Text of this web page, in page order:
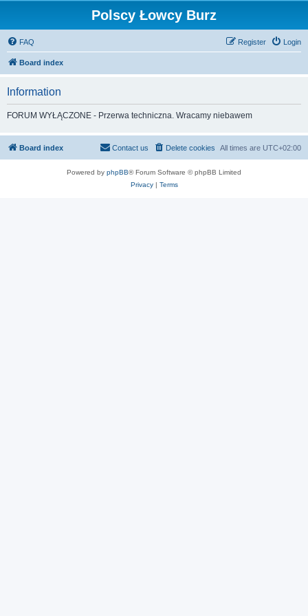
Polscy Łowcy Burz
FAQ Login
Register
Board index
Information
FORUM WYŁĄCZONE - Przerwa techniczna. Wracamy niebawem
Board index All times are UTC+02:00
Delete cookies
Contact us
Powered by phpBB® Forum Software © phpBB Limited
Privacy| Terms